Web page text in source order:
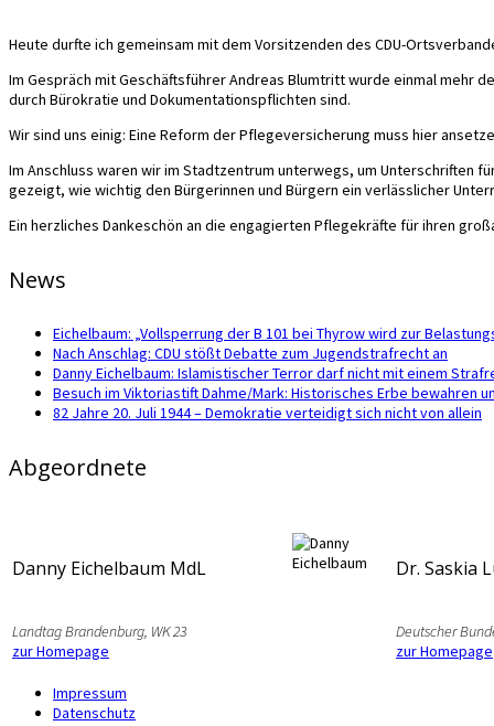
Heute durfte ich gemeinsam mit dem Vorsitzenden des CDU-
Im Gespräch mit Geschäftsführer Andreas Blumtritt wurde einmal mehr
durch Bürokratie und Dokumentationspflichten sind.
Wir sind uns einig: Eine Reform der Pflegeversicherung muss hier
Im Anschluss waren wir im Stadtzentrum unterwegs, um Unterschriften
gezeigt, wie wichtig den Bürgerinnen und Bürgern ein verlässlicher
Ein herzliches Dankeschön an die engagierten Pflegekräfte für ihren
News
Eichelbaum: „Vollsperrung der B 101 bei Thyrow wird zur
Nach Anschlag: CDU stößt Debatte zum Jugendstrafrecht an
Danny Eichelbaum: Islamistischer Terror darf nicht mit einem
Besuch im Viktoriastift Dahme/Mark: Historisches Erbe bewahren
82 Jahre 20. Juli 1944 – Demokratie verteidigt sich nicht von allein
Abgeordnete
Danny Eichelbaum MdL
Landtag Brandenburg, WK 23
zur Homepage
Dr. Saskia
Deutscher
zur Homepage
Impressum
Datenschutz